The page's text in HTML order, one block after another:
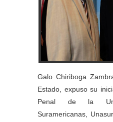
Galo Chiriboga
Estado, expuso su
Penal de la
Suramericanas,